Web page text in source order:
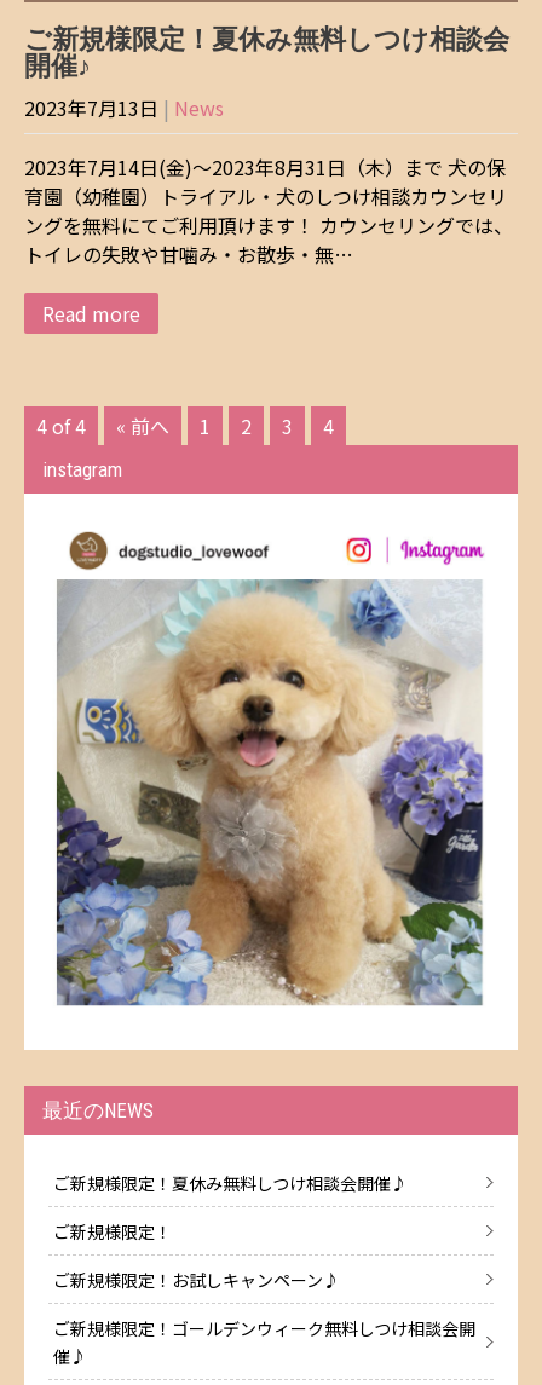
ご新規様限定！夏休み無料しつけ相談会
開催♪
2023年7月13日 | News
2023年7月14日(金)～2023年8月31日（木）まで 犬の保
育園（幼稚園）トライアル・犬のしつけ相談カウンセリ
ングを無料にてご利用頂けます！ カウンセリングでは、
トイレの失敗や甘噛み・お散歩・無…
Read more
4 of 4 « 前へ 1 2 3 4
instagram
最近のNEWS
ご新規様限定！夏休み無料しつけ相談会開催♪
ご新規様限定！
ご新規様限定！お試しキャンペーン♪
ご新規様限定！ゴールデンウィーク無料しつけ相談会開
催♪